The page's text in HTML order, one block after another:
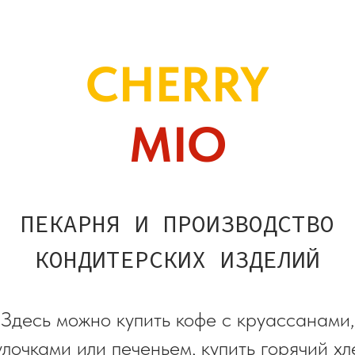
CHERRY
MIO
ПЕКАРНЯ И ПРОИЗВОДСТВО
КОНДИТЕРСКИХ ИЗДЕЛИЙ
Здесь можно купить кофе с круассанами,
или печеньем, купить горячий